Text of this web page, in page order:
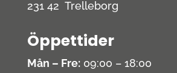
231 42 Trelleborg
Öppettider
Mån – Fre:09:00 – 18:00